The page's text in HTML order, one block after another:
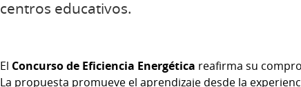
centros educativos.
El Concurso de Eficiencia Energética reafirma su
La propuesta promueve el aprendizaje desde la